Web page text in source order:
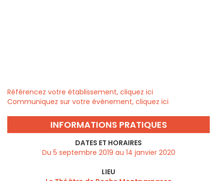
Référencez votre établissement, cliquez ici
Communiquez sur votre évènement, cliquez ici
INFORMATIONS PRATIQUES
DATES ET HORAIRES
Du 5 septembre 2019 au 14 janvier 2020
LIEU